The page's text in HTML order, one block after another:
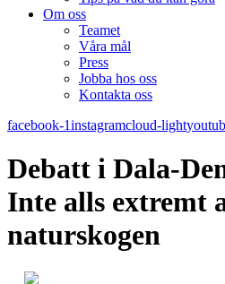
Om oss
Teamet
Våra mål​
Press
Jobba hos oss
Kontakta oss
facebook-1instagramcloud-light
Debatt i Dala-
Inte alls extremt
naturskogen